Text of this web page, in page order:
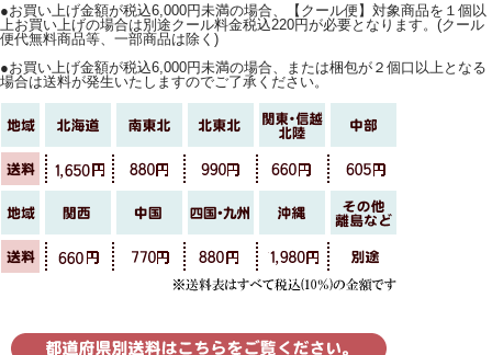
●お買い上げ金額が税込6,000円未満の場合、【クール便】対象商品を１個以
上お買い上げの場合は別途クール料金税込220円が必要となります。(クール
便代無料商品等、一部商品は除く)
●お買い上げ金額が税込6,000円未満の場合、または梱包が２個口以上となる
場合は送料が発生いたしますのでご了承ください。